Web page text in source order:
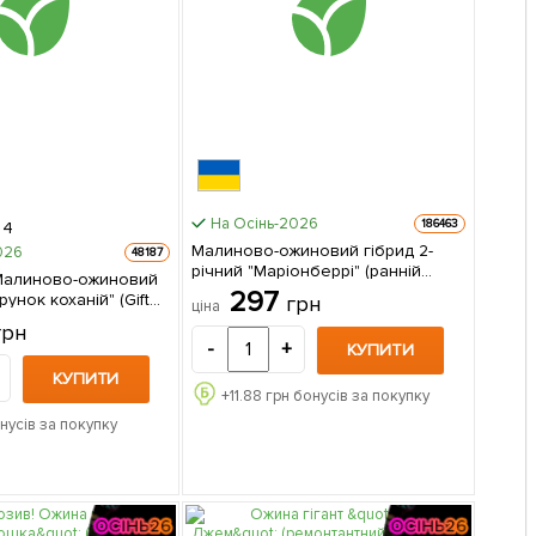
4
48187
ожиновий
коханій" (Gift
(преміальний
сорт)
1 шт в упаковці
КУПИТИ
за покупку
На Осінь-2026 186463
Малиново-ожиновий гібрид 2-
річний "Маріонберрі" (ранній
термін дозрівання) вазон 0,8л 1
саджанець в упаковці
ціна 297 грн
- + КУПИТИ
+11.88 грн бонусів за покупку